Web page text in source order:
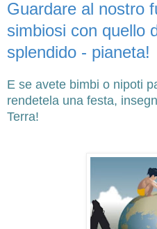
Guardare al nostro
simbiosi con quello
splendido - pianeta!
E se avete bimbi o nipoti
rendetela una festa,
Terra!